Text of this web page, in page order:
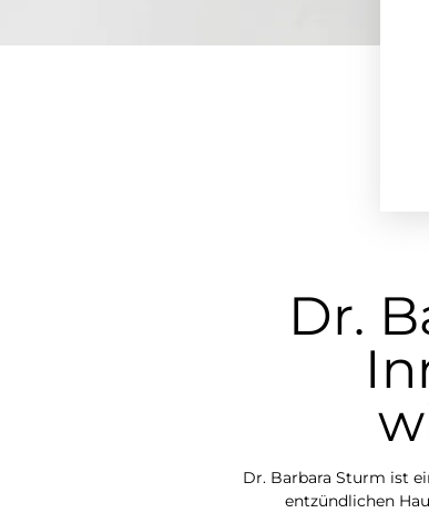
Dr.
Dr. Barbara Sturm ist
entzündlichen